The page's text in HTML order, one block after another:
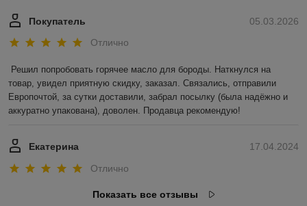
05.03.2026
Покупатель
Отлично
Решил попробовать горячее масло для бороды. Наткнулся на
товар, увидел приятную скидку, заказал. Связались, отправили
Европочтой, за сутки доставили, забрал посылку (была надёжно и
аккуратно упакована), доволен. Продавца рекомендую!
17.04.2024
Екатерина
Отлично
Показать все отзывы